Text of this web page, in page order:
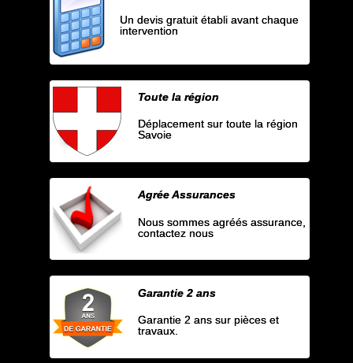
Un devis gratuit établi avant chaque
intervention
Toute la région
Déplacement sur toute la région
Savoie
Agrée Assurances
Nous sommes agréés assurance,
contactez nous
Garantie 2 ans
Garantie 2 ans sur pièces et
travaux.